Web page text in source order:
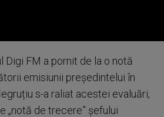
Digi FM a pornit de la o notă
emisiunii președintelui în
s-a raliat acestei evaluări,
„notă de trecere” șefului